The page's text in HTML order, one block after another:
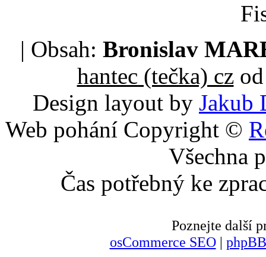
| Obsah: Bronislav
hantec (tečka) czod
Design layout by Jakub
Web pohání Copyright ©
Všechna
Čas potřebný ke
Poznejte další
osCommerce SEO|